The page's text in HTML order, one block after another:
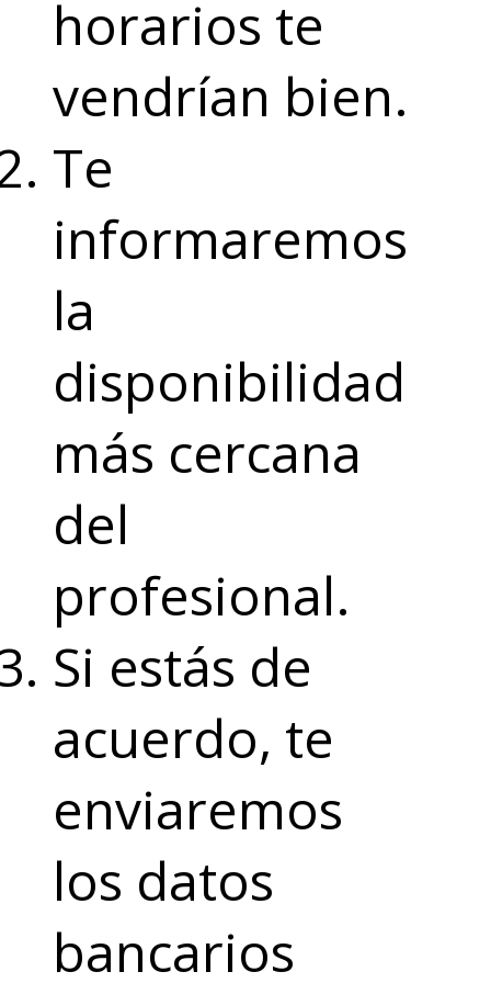
horarios te
vendrían bien.
Te
informaremos
la
disponibilidad
más cercana
del
profesional.
Si estás de
acuerdo, te
enviaremos
los datos
bancarios